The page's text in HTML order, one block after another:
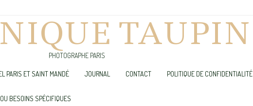
TAUPIN
PHOTOGRAPHE PARIS
PARIS ET SAINT MANDÉ JOURNAL CONTACT POLITIQUE DE CONFIDENTIALITÉ
BESOINS SPÉCIFIQUES